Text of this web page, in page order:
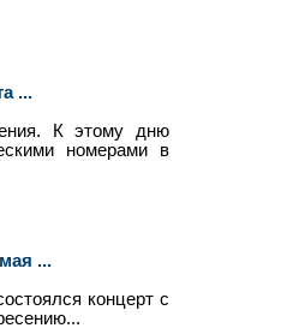
...
К этому дню
номерами в
...
концерт с